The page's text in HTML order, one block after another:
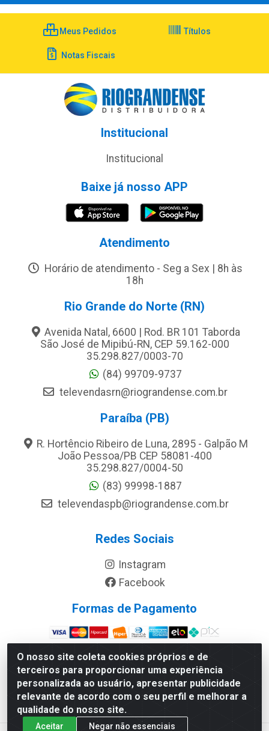
O nosso site coleta cookies próprios e de
terceiros para proporcionar uma experiência
personalizada ao usuário, apresentar publicidade
relevante de acordo com o seu perfil e melhorar a
qualidade do nosso site.
Aceitar Negar não essenciais
Meus Pedidos Títulos
Notas Fiscais
Institucional
Institucional
Baixe já nosso APP
Atendimento
Horário de atendimento - Seg a Sex | 8h às
18h
Rio Grande do Norte (RN)
Avenida Natal, 6600 | Rod. BR 101 Taborda
São José de Mipibú-RN, CEP 59.162-000
35.298.827/0003-70
(84) 99709-9737
televendasrn@riograndense.com.br
Paraíba (PB)
R. Hortêncio Ribeiro de Luna, 2895 - Galpão M
João Pessoa/PB CEP 58081-400
35.298.827/0004-50
(83) 99998-1887
televendaspb@riograndense.com.br
Redes Sociais
Instagram
Facebook
Formas de Pagamento
Site Seguro